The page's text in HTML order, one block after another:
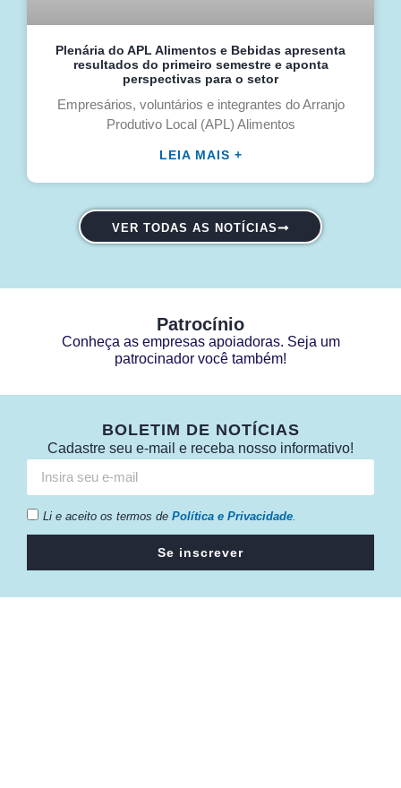
Plenária do APL Alimentos e Bebidas apresenta
resultados do primeiro semestre e aponta
perspectivas para o setor
Empresários, voluntários e integrantes do Arranjo
Produtivo Local (APL) Alimentos
LEIA MAIS +
VER TODAS AS NOTÍCIAS
Patrocínio
Conheça as empresas apoiadoras. Seja um
patrocinador você também!
BOLETIM DE NOTÍCIAS
Cadastre seu e-mail e receba nosso informativo!
Li e aceito os termos de Política e Privacidade.
Se inscrever